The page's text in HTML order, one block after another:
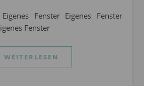
Fenster
WEITERLESEN